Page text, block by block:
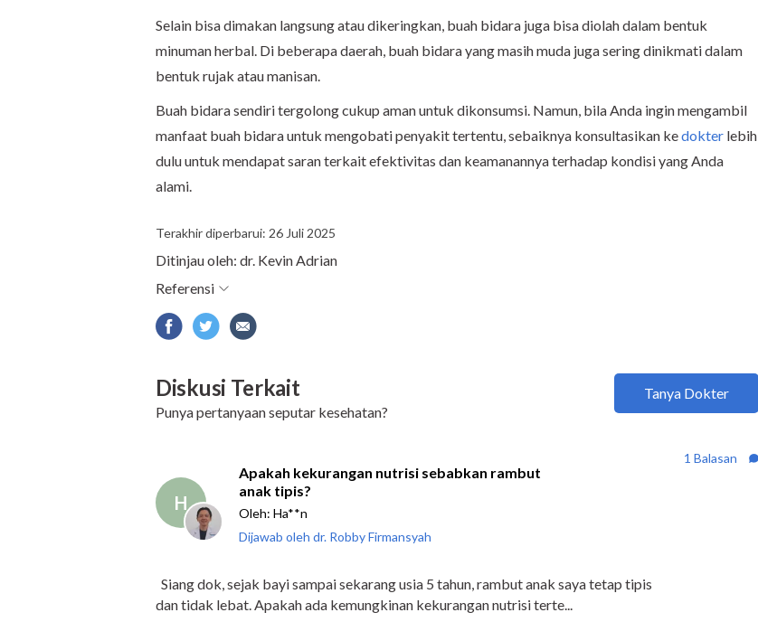
Selain bisa dimakan langsung atau dikeringkan, buah bidara juga bisa diolah dalam bentuk
minuman herbal. Di beberapa daerah, buah bidara yang masih muda juga sering dinikmati dalam
bentuk rujak atau manisan.
Buah bidara sendiri tergolong cukup aman untuk dikonsumsi. Namun, bila Anda ingin mengambil
manfaat buah bidara untuk mengobati penyakit tertentu, sebaiknya konsultasikan kedokter lebih
dulu untuk mendapat saran terkait efektivitas dan keamanannya terhadap kondisi yang Anda
alami.
Terakhir diperbarui: 26 Juli 2025